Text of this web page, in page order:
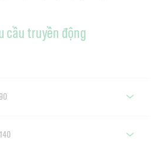
cầu truyền động